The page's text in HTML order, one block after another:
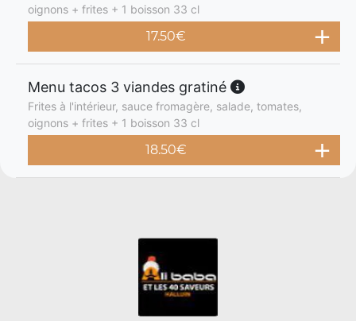
oignons + frites + 1 boisson 33 cl
17.50€
Menu tacos 3 viandes gratiné
Frites à l'intérieur, sauce fromagère, salade, tomates,
oignons + frites + 1 boisson 33 cl
18.50€